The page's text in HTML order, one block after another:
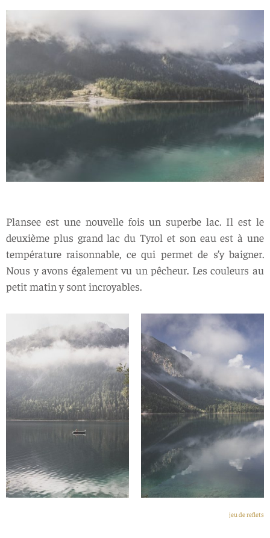
Plansee est une nouvelle fois un superbe lac. Il est le
deuxième plus grand lac du Tyrol et son eau est à une
température raisonnable, ce qui permet de s’y baigner.
Nous y avons également vu un pêcheur. Les couleurs au
petit matin y sont incroyables.
jeu de reflets